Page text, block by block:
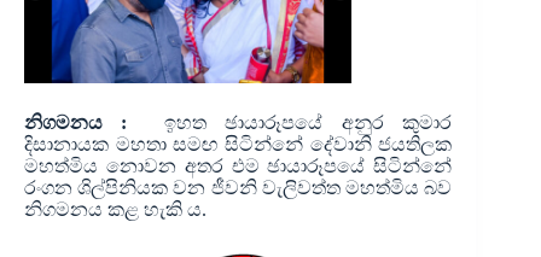
නිගමනය :
ඉහත ඡායාරූපයේ අනුර කුමාර
දිසානායක මහතා සමඟ සිටින්නේ දේවානි ජයතිලක
මහත්මිය නොවන අතර එම ඡායාරූපයේ සිටින්නේ
රංගන ශිල්පිනියක වන ජීවනි වැලිවත්ත මහත්මිය බව
නිගමනය කළ හැකි ය.